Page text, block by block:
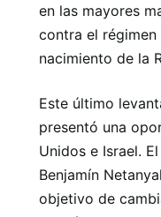
en las mayores
contra el
nacimiento de la
Este último
presentó una
Unidos e Israel.
Benjamín
objetivo de